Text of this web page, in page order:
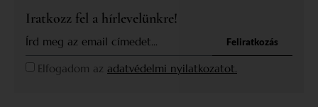
Iratkozz fel a hírlevelünkre!
Elfogadom az adatvédelmi nyilatkozatot.
Feliratkozás